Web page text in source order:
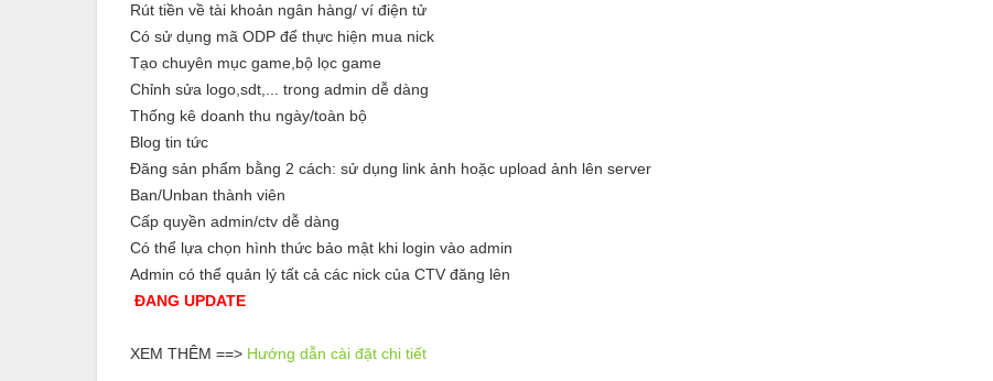
Rút tiền về tài khoản ngân hàng/ ví điện tử
Có sử dụng mã ODP để thực hiện mua nick
Tạo chuyên mục game,bộ lọc game
Chỉnh sửa logo,sdt,... trong admin dễ dàng
Thống kê doanh thu ngày/toàn bộ
Blog tin tức
Đăng sản phẩm bằng 2 cách: sử dụng link ảnh hoặc upload ảnh lên server
Ban/Unban thành viên
Cấp quyền admin/ctv dễ dàng
Có thể lựa chọn hình thức bảo mật khi login vào admin
Admin có thể quản lý tất cả các nick của CTV đăng lên
ĐANG UPDATE
XEM THÊM ==> Hướng dẫn cài đặt chi tiết